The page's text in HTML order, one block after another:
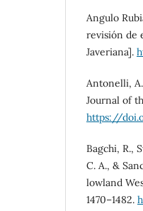
Angulo
revisión de
Javeriana].
Antonelli,
Journal of
https://
Bagchi, R.,
C. A., &
lowland
1470–1482.